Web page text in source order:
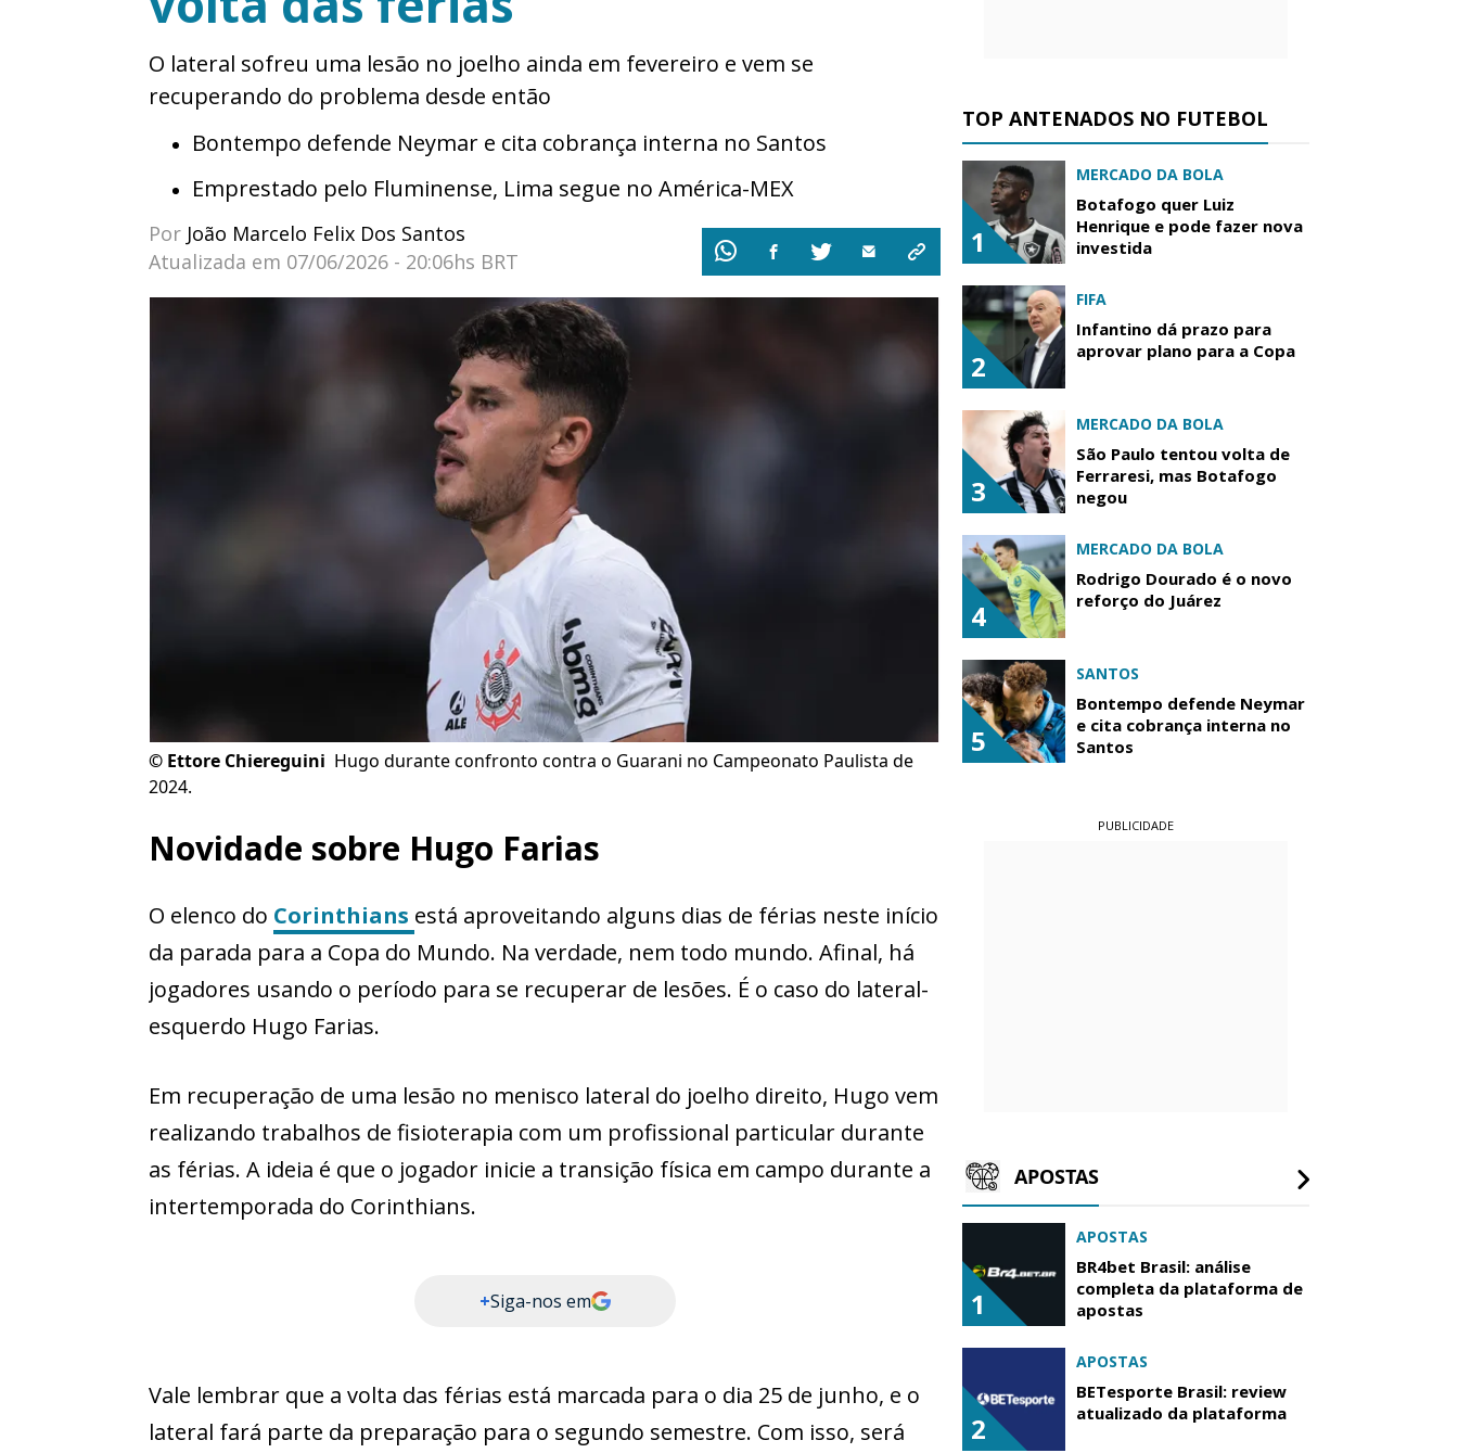
O lateral sofreu uma lesão no joelho ainda em fevereiro e vem se
recuperando do problema desde então
Bontempo defende Neymar e cita cobrança interna no Santos
Emprestado pelo Fluminense, Lima segue no América-MEX
Por João Marcelo Felix Dos Santos
Atualizada em 07/06/2026 - 20:06hs BRT
© Ettore Chiereguini Hugo durante confronto contra o Guarani no Campeonato Paulista de
2024.
Novidade sobre Hugo Farias
O elenco do Corinthians está aproveitando alguns dias de férias neste início
da parada para a Copa do Mundo. Na verdade, nem todo mundo. Afinal, há
jogadores usando o período para se recuperar de lesões. É o caso do lateral-
esquerdo Hugo Farias.
Em recuperação de uma lesão no menisco lateral do joelho direito, Hugo vem
realizando trabalhos de fisioterapia com um profissional particular durante
as férias. A ideia é que o jogador inicie a transição física em campo durante a
intertemporada do Corinthians.
+Siga-nos em
Vale lembrar que a volta das férias está marcada para o dia 25 de junho, e o
lateral fará parte da preparação para o segundo semestre. Com isso, será
TOP ANTENADOS NO FUTEBOL
1
MERCADO DA BOLA
Botafogo quer Luiz
Henrique e pode fazer nova
investida
2
FIFA
Infantino dá prazo para
aprovar plano para a Copa
3
MERCADO DA BOLA
São Paulo tentou volta de
Ferraresi, mas Botafogo
negou
4
MERCADO DA BOLA
Rodrigo Dourado é o novo
reforço do Juárez
5
SANTOS
Bontempo defende Neymar
e cita cobrança interna no
Santos
PUBLICIDADE
APOSTAS
1
APOSTAS
BR4bet Brasil: análise
completa da plataforma de
apostas
2
APOSTAS
BETesporte Brasil: review
atualizado da plataforma